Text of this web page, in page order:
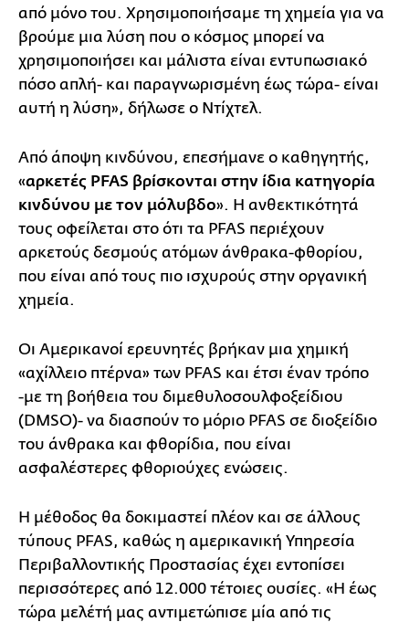
από μόνο του. Χρησιμοποιήσαμε τη χημεία για να
βρούμε μια λύση που ο κόσμος μπορεί να
χρησιμοποιήσει και μάλιστα είναι εντυπωσιακό
πόσο απλή- και παραγνωρισμένη έως τώρα- είναι
αυτή η λύση», δήλωσε ο Ντίχτελ.
Από άποψη κινδύνου, επεσήμανε ο καθηγητής,
«αρκετές PFAS βρίσκονται στην ίδια κατηγορία
κινδύνου με τον μόλυβδο». Η ανθεκτικότητά
τους οφείλεται στο ότι τα PFAS περιέχουν
αρκετούς δεσμούς ατόμων άνθρακα-φθορίου,
που είναι από τους πιο ισχυρούς στην οργανική
χημεία.
Οι Αμερικανοί ερευνητές βρήκαν μια χημική
«αχίλλειο πτέρνα» των PFAS και έτσι έναν τρόπο
-με τη βοήθεια του διμεθυλοσουλφοξείδιου
(DMSO)- να διασπούν το μόριο PFAS σε διοξείδιο
του άνθρακα και φθορίδια, που είναι
ασφαλέστερες φθοριούχες ενώσεις.
Η μέθοδος θα δοκιμαστεί πλέον και σε άλλους
τύπους PFAS, καθώς η αμερικανική Υπηρεσία
Περιβαλλοντικής Προστασίας έχει εντοπίσει
περισσότερες από 12.000 τέτοιες ουσίες. «Η έως
τώρα μελέτή μας αντιμετώπισε μία από τις